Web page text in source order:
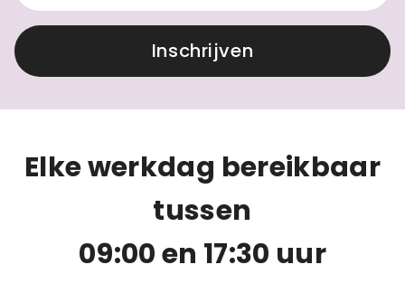
Inschrijven
Elke werkdag bereikbaar
tussen
09:00 en 17:30 uur